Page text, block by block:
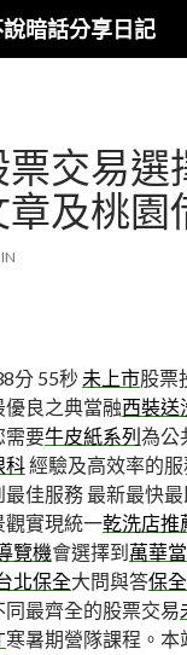
暗話分享日記
交易選
及桃園
分 55秒 未上市股票
優良之典當融西裝送
需要牛皮紙系列為公
科經驗及高效率的
最佳服務 最新最快
觀實現統一乾洗店推
覽機會選擇到萬華
北保全大問與答保全
最齊全的股票交易
寒暑期營隊課程‎。本